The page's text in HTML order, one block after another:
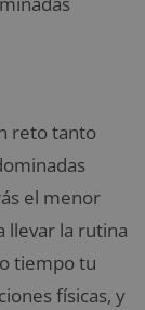
reto tanto
el menor
llevar la rutina
tiempo tu
físicas, y